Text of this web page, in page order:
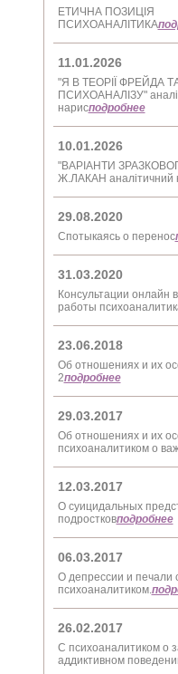
ЕТИЧНА ПОЗИЦІЯ
ПСИХОАНАЛІТИКА
11.01.2026
"Я В ТЕОРІЇ ФРЕЙДА
ПСИХОАНАЛІЗУ"
нарисподробнее
10.01.2026
"ВАРІАНТИ
Ж.ЛАКАН аналітичний
29.08.2020
Спотыкаясь о перенос
31.03.2020
Консультации
работы
23.06.2018
Об отношениях и их
2подробнее
29.03.2017
Об отношениях и их
психоаналитиком о
12.03.2017
О суицидальных
подростковподробнее
06.03.2017
О депрессии и печали
психоаналитиком.
26.02.2017
С психоаналитиком о
аддиктивном